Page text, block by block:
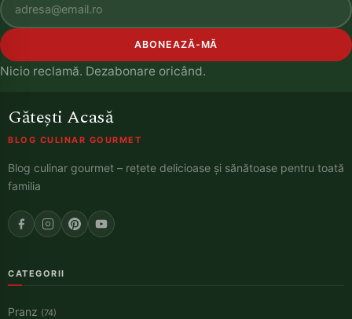
ABONEAZĂ-MĂ
Nicio reclamă. Dezabonare oricând.
Gătești Acasă
BLOG CULINAR GOURMET
Blog culinar gourmet – rețete delicioase și sănătoase pentru toată
familia
CATEGORII
Pranz (74)